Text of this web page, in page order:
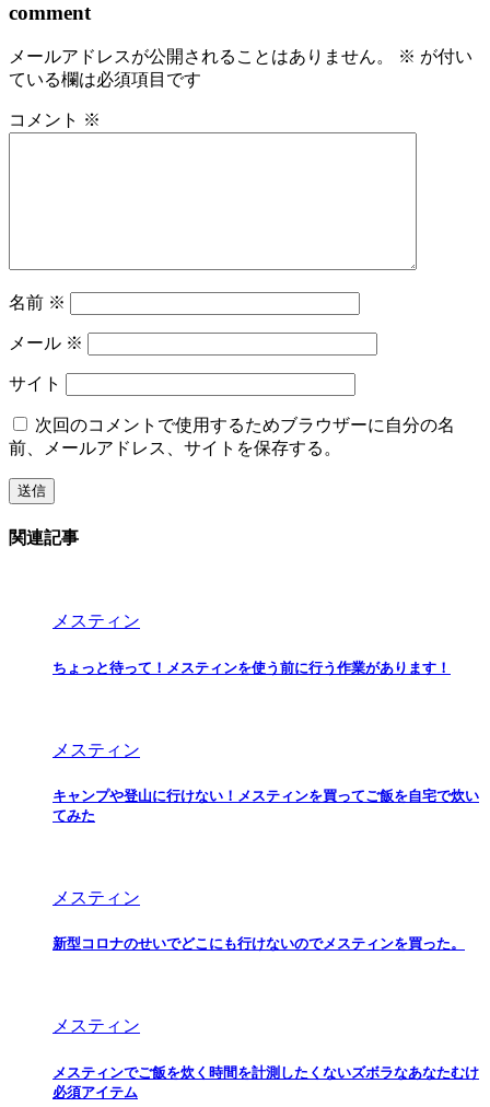
comment
メールアドレスが公開されることはありません。 ※ が付い
ている欄は必須項目です
コメント ※
名前 ※
メール ※
サイト
次回のコメントで使用するためブラウザーに自分の名
前、メールアドレス、サイトを保存する。
関連記事
メスティン
ちょっと待って！メスティンを使う前に行う作業があります！
メスティン
キャンプや登山に行けない！メスティンを買ってご飯を自宅で炊い
てみた
メスティン
新型コロナのせいでどこにも行けないのでメスティンを買った。
メスティン
メスティンでご飯を炊く時間を計測したくないズボラなあなたむけ
必須アイテム